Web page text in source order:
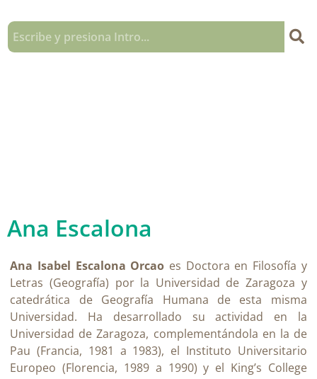
Ana Escalona
Ana Isabel Escalona Orcao es Doctora en Filosofía y
Letras (Geografía) por la Universidad de Zaragoza y
catedrática de Geografía Humana de esta misma
Universidad. Ha desarrollado su actividad en la
Universidad de Zaragoza, complementándola en la de
Pau (Francia, 1981 a 1983), el Instituto Universitario
Europeo (Florencia, 1989 a 1990) y el King’s College